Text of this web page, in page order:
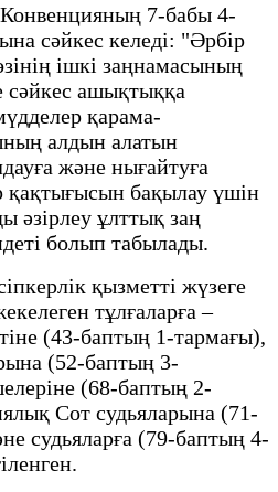
7-бабы 4-
сәйкес келеді: "Әрбір
ішкі заңнамасының
сәйкес ашықтыққа
қарама-
алдын алатын
және нығайтуға
бақылау үшін
әзірлеу ұлттық заң
болып табылады.
қызметті жүзеге
тұлғаларға –
(43-баптың 1-тармағы),
(52-баптың 3-
(68-баптың 2-
Сот судьяларына (71-
судьяларға (79-баптың 4-